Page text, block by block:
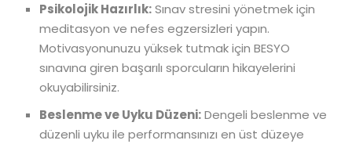
Psikolojik Hazırlık:Sınav stresini yönetmek için
meditasyon ve nefes egzersizleri yapın.
Motivasyonunuzu yüksek tutmak için BESYO
sınavına giren başarılı sporcuların hikayelerini
okuyabilirsiniz.
Beslenme ve Uyku Düzeni:Dengeli beslenme ve
düzenli uyku ile performansınızı en üst düzeye